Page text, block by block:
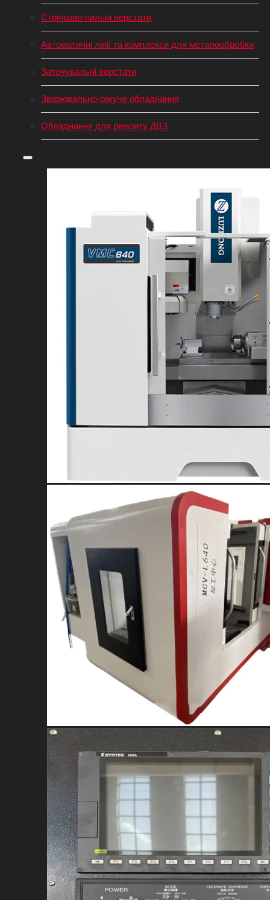
Стрічково-пильні верстати
Автоматичні лінії та комплекси для металообробки
Заточувальні верстати
Зварювально-ріжуче обладнання
Обладнання для ремонту ДВЗ